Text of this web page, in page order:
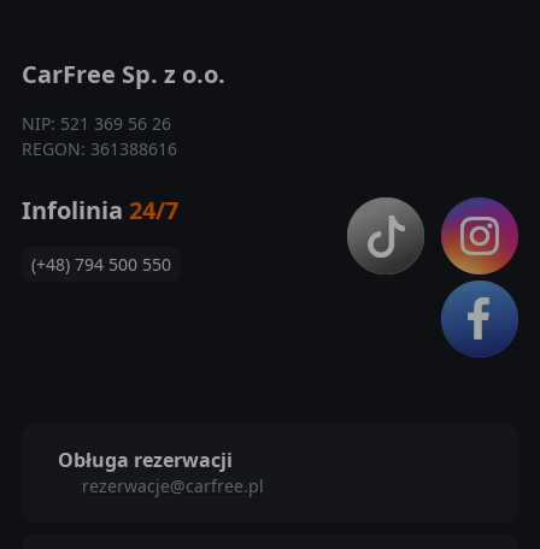
CarFree Sp. z o.o.
NIP: 521 369 56 26
REGON: 361388616
Infolinia 24/7
(+48) 794 500 550
Obługa rezerwacji
rezerwacje@carfree.pl